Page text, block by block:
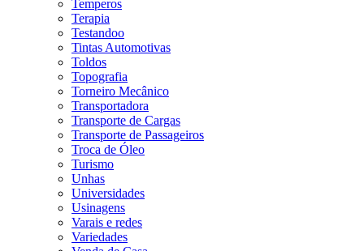
Temperos
Terapia
Testandoo
Tintas Automotivas
Toldos
Topografia
Torneiro Mecânico
Transportadora
Transporte de Cargas
Transporte de Passageiros
Troca de Óleo
Turismo
Unhas
Universidades
Usinagens
Varais e redes
Variedades